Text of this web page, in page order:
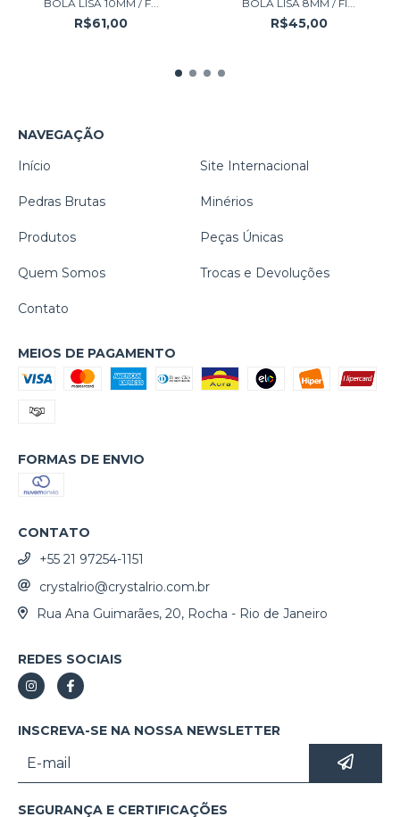
BOLA LISA 10MM / F...
R$61,00
BOLA LISA 8MM / FI...
R$45,00
NAVEGAÇÃO
Início
Site Internacional
Pedras Brutas Minérios
Produtos Peças Únicas
Quem Somos Trocas e Devoluções
Contato
MEIOS DE PAGAMENTO
FORMAS DE ENVIO
CONTATO
+55 21 97254-1151
crystalrio@crystalrio.com.br
Rua Ana Guimarães, 20, Rocha - Rio de Janeiro
REDES SOCIAIS
INSCREVA-SE NA NOSSA NEWSLETTER
SEGURANÇA E CERTIFICAÇÕES